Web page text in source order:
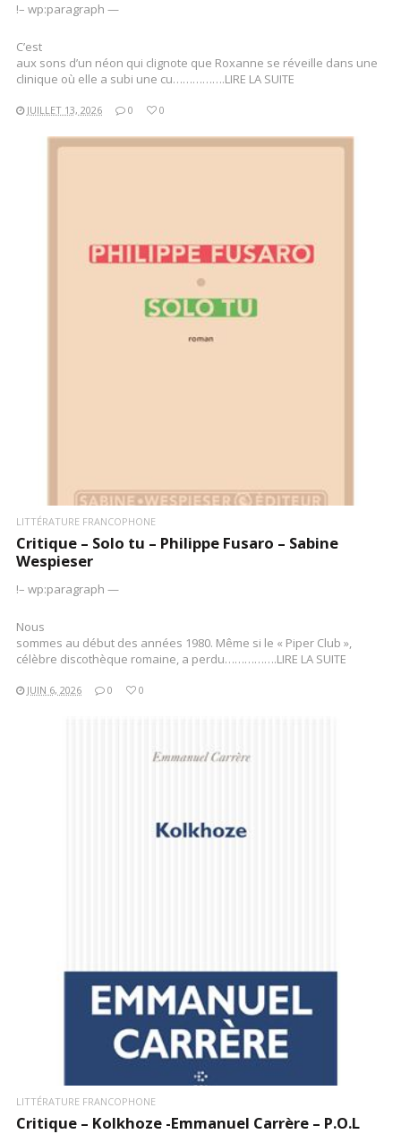
!– wp:paragraph —
C’est
aux sons d’un néon qui clignote que Roxanne se réveille dans une
clinique où elle a subi une cu…………….LIRE LA SUITE
JUILLET 13, 2026 0 0
LIRE LA SUITE
LITTÉRATURE FRANCOPHONE
Critique – Solo tu – Philippe Fusaro – Sabine
Wespieser
!– wp:paragraph —
Nous
sommes au début des années 1980. Même si le « Piper Club »,
célèbre discothèque romaine, a perdu…………….LIRE LA SUITE
JUIN 6, 2026 0 0
LITTÉRATURE FRANCOPHONE
Critique – Kolkhoze -Emmanuel Carrère – P.O.L